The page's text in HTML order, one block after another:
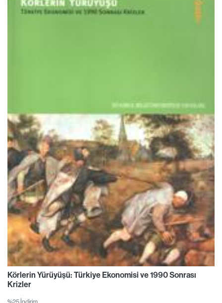
Körlerin Yürüyüşü: Türkiye Ekonomisi ve 1990 Sonrası
Krizler